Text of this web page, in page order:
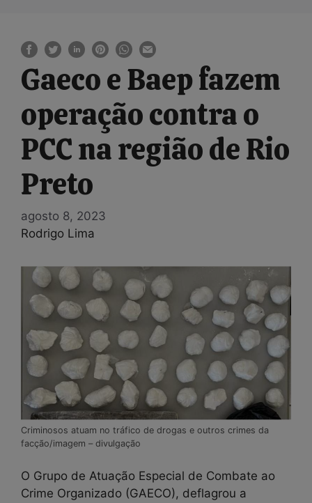
Gaeco e Baep fazem
operação contra o
PCC na região de Rio
Preto
agosto 8, 2023
Rodrigo Lima
Criminosos atuam no tráfico de drogas e outros crimes da
facção/imagem – divulgação
O Grupo de Atuação Especial de Combate ao
Crime Organizado (GAECO), deflagrou a